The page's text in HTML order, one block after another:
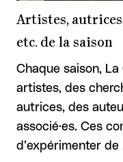
Artistes,
etc. de la saison
Chaque saison,
artistes, des
autrices, des
associé·es. Ces
d’expérimenter de